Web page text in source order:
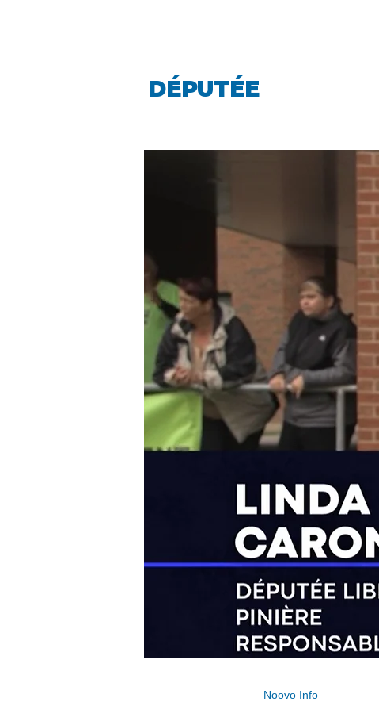
DÉPUTÉE
Noovo Info